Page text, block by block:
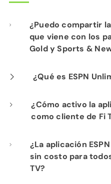
¿Puedo compartir
que viene con los
Gold y Sports &
Puedes compartir
transmisiones
necesitarás
¿Qué es ESPN
ESPN Unlimited es
premium que
contenido de ESPN
cuesta $29.99 al
¿Cómo activo la
como cliente de Fi
Sigue los pasos
o mira las
¿La aplicación
sin costo para
TV?